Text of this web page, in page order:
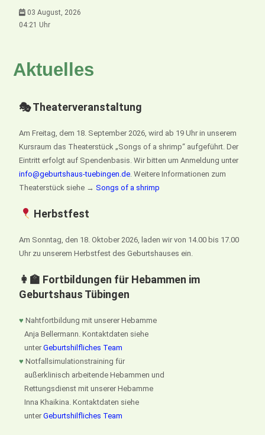
03 August, 2026
04:21 Uhr
Aktuelles
🎭 Theaterveranstaltung
Am Freitag, dem 18. September 2026, wird ab 19 Uhr in unserem
Kursraum das Theaterstück „Songs of a shrimp“ aufgeführt. Der
Eintritt erfolgt auf Spendenbasis. Wir bitten um Anmeldung unter
info@geburtshaus-tuebingen.de. Weitere Informationen zum
Theaterstück siehe →Songs of a shrimp
Herbstfest
Am Sonntag, den 18. Oktober 2026, laden wir von 14.00 bis 17.00
Uhr zu unserem Herbstfest des Geburtshauses ein.
👩‍🏫 Fortbildungen für Hebammen im
Geburtshaus Tübingen
♥ Nahtfortbildung mit unserer Hebamme
Anja Bellermann. Kontaktdaten siehe
unterGeburtshilfliches Team
♥ Notfallsimulationstraining für
außerklinisch arbeitende Hebammen und
Rettungsdienst mit unserer Hebamme
Inna Khaikina. Kontaktdaten siehe
unterGeburtshilfliches Team